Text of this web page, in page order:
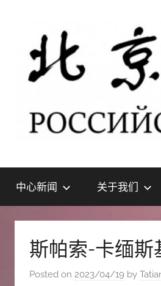
北
京
俄
罗
КУЛЬТУРНЫЙ
ЦЕНТР
ПЕКИНЕ
中心新闻 关于我们
斯帕索-卡缅斯
Posted on 2023/04/19 by